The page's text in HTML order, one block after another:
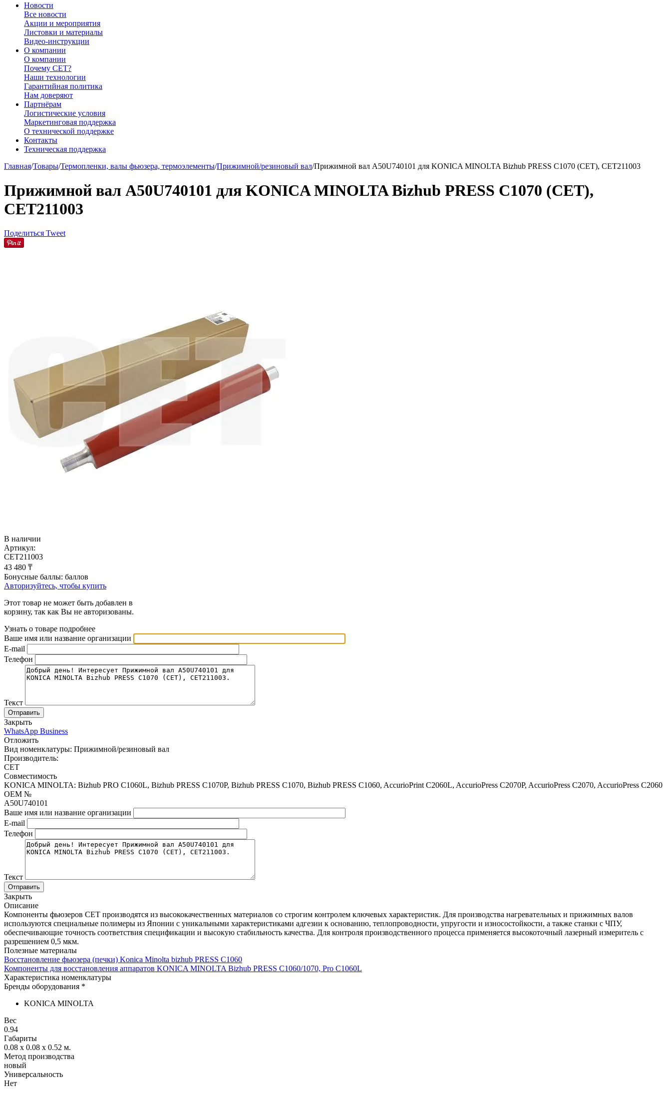
Новости
Все новости
Акции и мероприятия
Листовки и материалы
Видео-инструкции
О компании
О компании
Почему CET?
Наши технологии
Гарантийная политика
Нам доверяют
Партнёрам
Логистические условия
Маркетинговая поддержка
О технической поддержке
Контакты
Техническая поддержка
Главная/Товары/Термопленки, валы фьюзера, термоэлементы/Прижимной/резиновый вал/Прижимной вал A50U740101 для KONICA MINOLTA Bizhub PRESS C1070 (CET), CET211003
Прижимной вал A50U740101 для KONICA MINOLTA Bizhub PRESS C1070 (CET),
CET211003
Поделиться Tweet
В наличии
Артикул:
CET211003
43 480 ₸
Бонусные баллы: баллов
Авторизуйтесь, чтобы купить
Этот товар не может быть добавлен в
корзину, так как Вы не авторизованы.
Узнать о товаре подробнее
Ваше имя или название организации
E-mail
Телефон
Текст
Отправить
Закрыть
WhatsApp Business
Отложить
Вид номенклатуры: Прижимной/резиновый вал
Производитель:
CET
Совместимость
KONICA MINOLTA: Bizhub PRO C1060L, Bizhub PRESS C1070P, Bizhub PRESS C1070, Bizhub PRESS C1060, AccurioPrint C2060L, AccurioPress C2070P, AccurioPress C2070, AccurioPress C2060
OEM №
A50U740101
Ваше имя или название организации
E-mail
Телефон
Текст
Отправить
Закрыть
Описание
Компоненты фьюзеров CET производятся из высококачественных материалов со строгим контролем ключевых характеристик. Для производства нагревательных и прижимных валов
используются специальные полимеры из Японии с уникальными характеристиками адгезии к основанию, теплопроводности, упругости и износостойкости, а также станки с ЧПУ,
обеспечивающие точность соответствия спецификации и высокую стабильность качества. Для контроля производственного процесса применяется высокоточный лазерный измеритель с
разрешением 0,5 мкм.
Полезные материалы
Восстановление фьюзера (печки) Konica Minolta bizhub PRESS C1060
Компоненты для восстановления аппаратов KONICA MINOLTA Bizhub PRESS C1060/1070, Pro C1060L
Характеристика номенклатуры
Бренды оборудования *
KONICA MINOLTA
Вес
0.94
Габариты
0.08 x 0.08 x 0.52 м.
Метод производства
новый
Универсальность
Нет